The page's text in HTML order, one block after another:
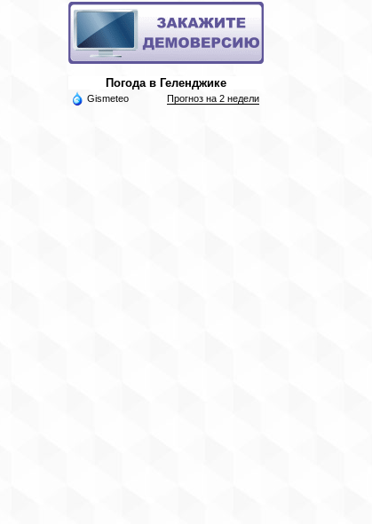
Погода в Геленджике
Gismeteo Прогноз на 2 недели